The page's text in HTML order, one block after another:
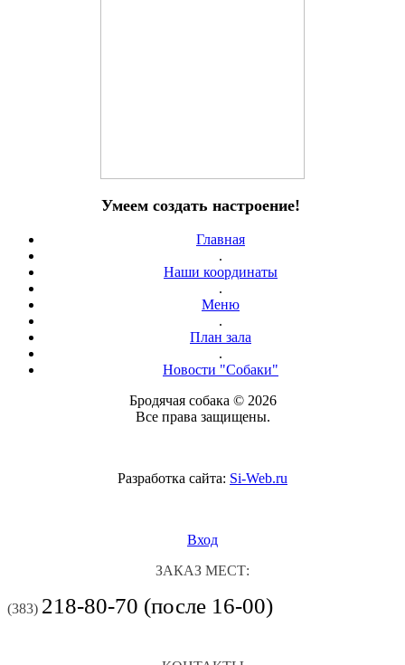
Умеем создать настроение!
Главная
.
Наши координаты
.
Меню
.
План зала
.
Новости "Собаки"
Бродячая собака © 2026
Все права защищены.
Разработка сайта: Si-Web.ru
Вход
ЗАКАЗ МЕСТ:
(383) 218-80-70 (после 16-00)